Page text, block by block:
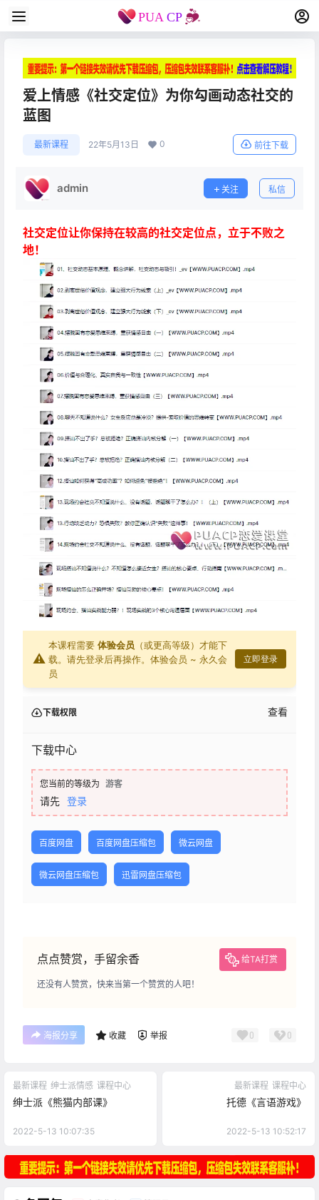
爱上情感《社交定位》为你勾画动态社交的
蓝图
最新课程 22年5月13日 0 前往下载
admin 关注 私信
社交定位让你保持在较高的社交定位点，立于不败之
地！
⚠
本课程需要 体验会员 （或更高等级）才能下
载。请先登录后再操作。 体验会员 ~ 永久会
员
立即登录
下载权限 查看
下载中心
您当前的等级为 游客
请先 登录
百度网盘 百度网盘压缩包 微云网盘
微云网盘压缩包 迅雷网盘压缩包
点点赞赏，手留余香 给TA打赏
还没有人赞赏，快来当第一个赞赏的人吧！
海报分享 收藏 举报 0 0
最新课程 绅士派情感 课程中心
绅士派《熊猫内部课》
2022-5-13 10:07:35
最新课程 课程中心
托德《言语游戏》
2022-5-13 10:52:17